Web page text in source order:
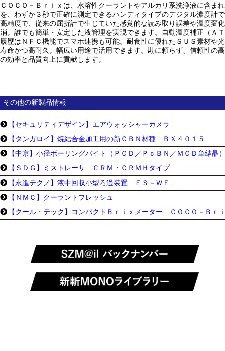
ＣＯＣＯ－Ｂｒｉｘは、水溶性クーラントやアルカリ系洗浄液に含ま
を、わずか３秒で正確に測定できるハンディタイプのデジタル濃度計
高精度で、従来の屈折計で生じていた感覚的な読み取り誤差や温度変
消。誰でも簡単・安定した液管理を実現できます。自動温度補正（Ａ
履歴はＮＦＣ機能でスマホ連携も可能。耐食性に優れたＳＵＳ素材や
寿命かつ高耐久。幅広い用途で活用できます。勘に頼らず、信頼性の
の効率と品質向上に貢献します。
その他の新製品情報
【セキュリティデザイン】エアウォッシャーカメラ
【タンガロイ】焼結合金加工用の新ＣＢＮ材種 ＢＸ４０１５
【中京】小径ボーリングバイト（ＰＣＤ／ＰｃＢＮ／ＭＣＤ単結
【ＳＤＧ】ミストレーサ ＣＲＭ・ＣＲＭＨタイプ
【永進テクノ】液中回収小型ろ過装置 ＥＳ－ＷＦ
【ＮＭＣ】クーラントフレッシュ
【クール・テック】コンパクトＢｒｉｘメーター ＣＯＣＯ－Ｂｒ